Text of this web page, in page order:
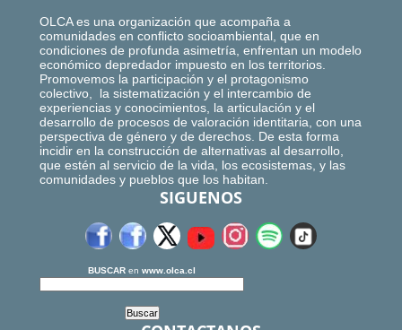
OLCA es una organización que acompaña a
comunidades en conflicto socioambiental, que en
condiciones de profunda asimetría, enfrentan un modelo
económico depredador impuesto en los territorios.
Promovemos la participación y el protagonismo
colectivo, la sistematización y el intercambio de
experiencias y conocimientos, la articulación y el
desarrollo de procesos de valoración identitaria, con una
perspectiva de género y de derechos. De esta forma
incidir en la construcción de alternativas al desarrollo,
que estén al servicio de la vida, los ecosistemas, y las
comunidades y pueblos que los habitan.
SIGUENOS
BUSCAR en www.olca.cl